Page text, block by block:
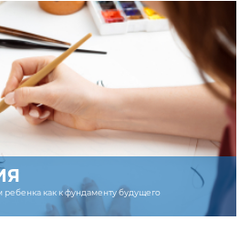
как к фундаменту будущего